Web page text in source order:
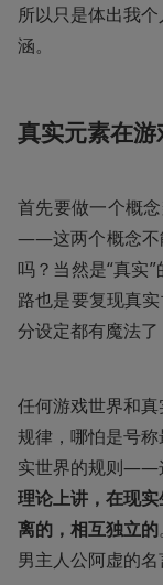
所以只是体出我
涵。
真实元素在游
首先要做一个概
——这两个概念不
吗？当然是“真实
路也是要复现真
分设定都有魔法了
任何游戏世界和
规律，哪怕是号
实世界的规则——
理论上讲，在现
离的，相互独立的
男主人公阿虚的